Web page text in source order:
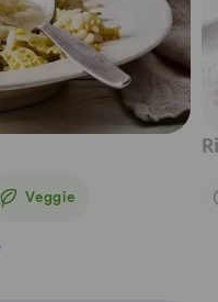
Veggie
Veggie